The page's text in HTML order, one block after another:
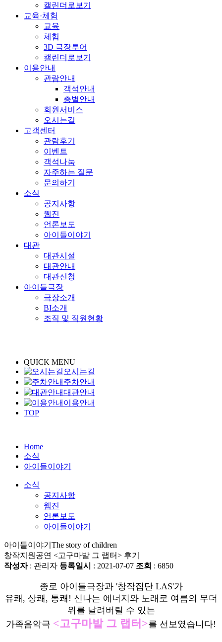
캘린더로보기
교육·체험
교육
체험
3D 극장투어
캘린더로보기
이용안내
관람안내
객석안내
층별안내
회원서비스
오시는길
고객센터
관람후기
이벤트
객석나눔
자주하는 질문
문의하기
소식
공지사항
웹진
언론보도
아이들이야기
대관
대관시설
대관안내
대관신청
아이들극장
극장소개
BI소개
조직 및 직원현황
QUICK MENU
오시는길
주차안내
대관안내
이용안내
TOP
Home
소식
아이들이야기
소식
공지사항
웹진
언론보도
아이들이야기
아이들이야기 The story of children
창작지원공연 <고구마밭 그 랩터> 후기
작성자: 관리자 등록일시 : 2021-07-07 조회 : 6850
종로 아이들극장과 '창작집단 LAS'가
유쾌, 상쾌, 통쾌! 신나는 에너지와 노래로 여름의 무더
위를 날려버릴 수 있는
가족음악극 <고구마밭 그 랩터>를 선보였습니다!